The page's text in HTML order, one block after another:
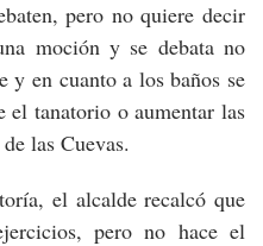
pero no quiere decir
moción y se debata no
y en cuanto a los baños se
el tanatorio o aumentar las
las Cuevas.
el alcalde recalcó que
pero no hace el